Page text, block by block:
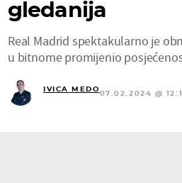
gledanija
Real Madrid spektakularno je
u bitnome promijenio
IVICA MEDO
07.02.2024 @